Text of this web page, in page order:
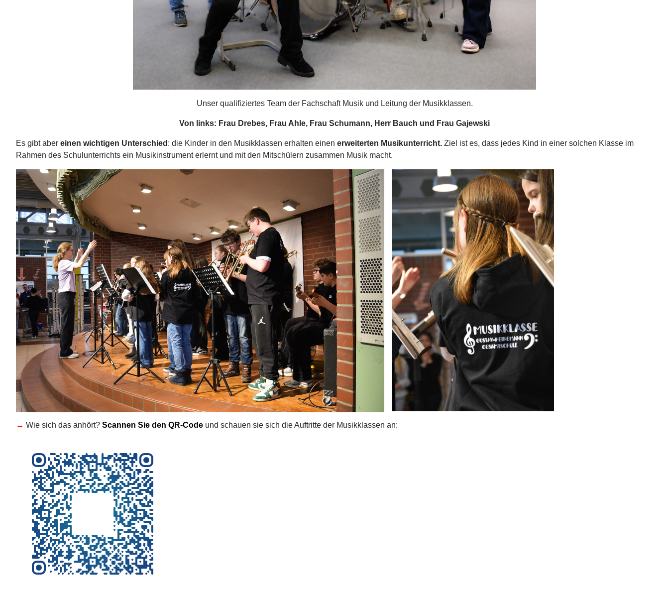
Unser qualifiziertes Team der Fachschaft Musik und Leitung der Musikklassen.
Von links: Frau Drebes, Frau Ahle, Frau Schumann, Herr Bauch und Frau Gajewski
Es gibt aber einen wichtigen Unterschied : die Kinder in den Musikklassen erhalten einen erweiterten Musikunterricht. Ziel ist es, dass jedes Kind in einer solchen Klasse im
Rahmen des Schulunterrichts ein Musikinstrument erlernt und mit den Mitschülern zusammen Musik macht.
→ Wie sich das anhört? Scannen Sie den QR-Code und schauen sie sich die Auftritte der Musikklassen an: